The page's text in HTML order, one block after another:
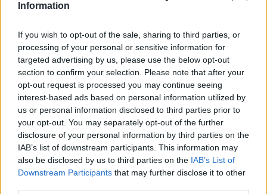
Information
If you wish to opt-out of the sale, sharing to third parties, or
processing of your personal or sensitive information for
targeted advertising by us, please use the below opt-out
section to confirm your selection. Please note that after your
opt-out request is processed you may continue seeing
interest-based ads based on personal information utilized by
us or personal information disclosed to third parties prior to
your opt-out. You may separately opt-out of the further
disclosure of your personal information by third parties on the
IAB’s list of downstream participants. This information may
also be disclosed by us to third parties on the IAB’s List of
Downstream Participants that may further disclose it to other
Μπουτάρης: Εσύ;
Κασσελάκης: Μια χαρά
Μπουτάρης: Πρόσεχε και μην κάνεις
μ…! Κάνεις μ…
Κασσελάκης: Εννοείς με το lifestyle;
Μπουτάρης: Όχι μωρέ με το lifestyle,
αλλά λίγο πιο ισορροπημένος.